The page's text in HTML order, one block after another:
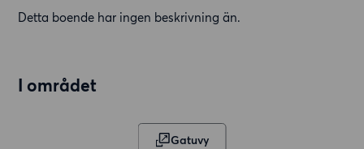
Detta boende har ingen beskrivning än.
I området
Gatuvy